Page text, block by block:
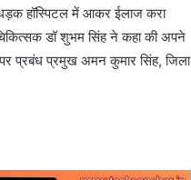
हॉस्पिटल में आकर ईलाज करा
डॉ शुभम सिंह ने कहा की अपने
प्रबंध प्रमुख अमन कुमार सिंह, जिला